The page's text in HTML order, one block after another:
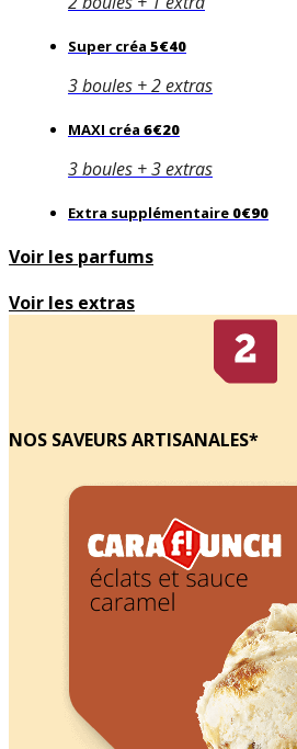
Super créa 5€40
3 boules + 2 extras
MAXI créa 6€20
3 boules + 3 extras
Extra supplémentaire 0€90
Voir les parfums
Voir les extras
NOS SAVEURS ARTISANALES*